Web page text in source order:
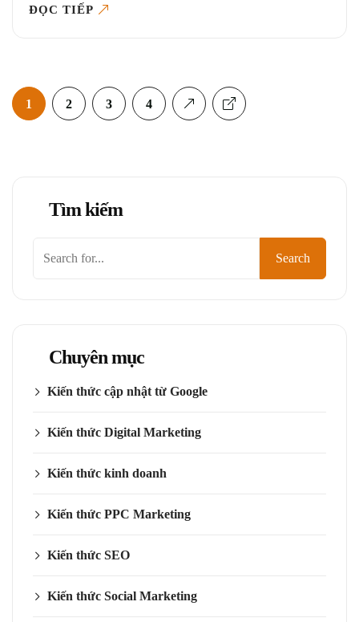
ĐỌC TIẾP
1 2 3 4
Tìm kiếm
Search
Chuyên mục
Kiến thức cập nhật từ Google
Kiến thức Digital Marketing
Kiến thức kinh doanh
Kiến thức PPC Marketing
Kiến thức SEO
Kiến thức Social Marketing